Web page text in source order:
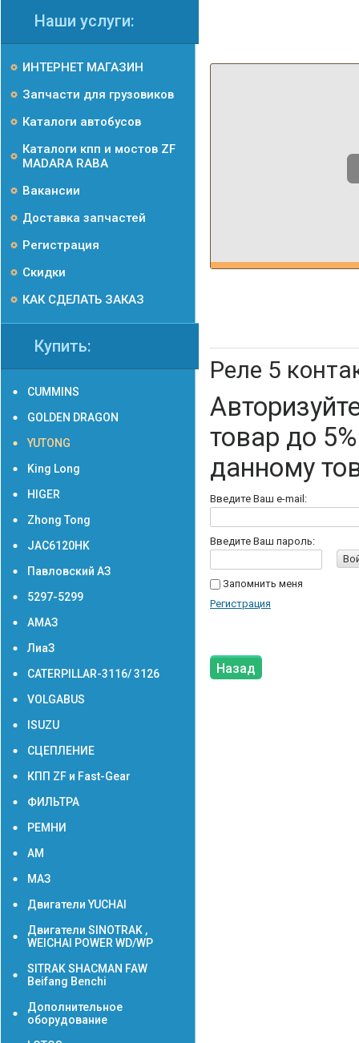
Реле 5
товар до
данному
Введите Ваш e-mail:
Введите Ваш пароль:
Запомнить меня
Регистрация
Назад
Наши услуги:
ИНТЕРНЕТ МАГАЗИН
Запчасти для грузовиков
Каталоги автобусов
Каталоги кпп и мостов ZF
MADARA RABA
Вакансии
Доставка запчастей
Регистрация
Скидки
КАК СДЕЛАТЬ ЗАКАЗ
Купить:
CUMMINS
GOLDEN DRAGON
YUTONG
King Long
HIGER
Zhong Tong
JAC6120HK
Павловский АЗ
5297-5299
АМАЗ
ЛиаЗ
CATERPILLAR-3116/ 3126
VOLGABUS
ISUZU
СЦЕПЛЕНИЕ
КПП ZF и Fast-Gear
ФИЛЬТРА
РЕМНИ
АМ
МАЗ
Двигатели YUCHAI
Двигатели SINOTRAK ,
WEICHAI POWER WD/WP
SITRAK SHACMAN FAW
Beifang Benchi
Дополнительное
оборудование